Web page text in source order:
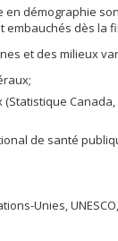
en démographie
embauchés dès la
et des milieux
de santé
Unies,